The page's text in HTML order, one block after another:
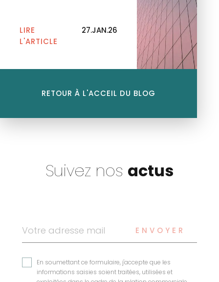
LIRE
L'ARTICLE
27.JAN.26
RETOUR À L'ACCEIL DU BLOG
Suivez nos actus
En soumettant ce formulaire, j'accepte que les
informations saisies soient traitées, utilisées et
ENVOYER